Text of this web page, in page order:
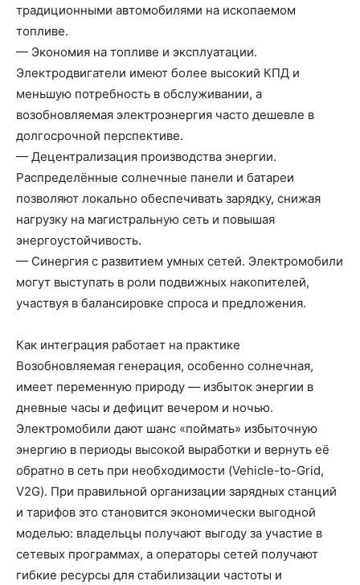
традиционными автомобилями на ископаемом
топливе.
— Экономия на топливе и эксплуатации.
Электродвигатели имеют более высокий КПД и
меньшую потребность в обслуживании, а
возобновляемая электроэнергия часто дешевле в
долгосрочной перспективе.
— Децентрализация производства энергии.
Распределённые солнечные панели и батареи
позволяют локально обеспечивать зарядку, снижая
нагрузку на магистральную сеть и повышая
энергоустойчивость.
— Синергия с развитием умных сетей. Электромобили
могут выступать в роли подвижных накопителей,
участвуя в балансировке спроса и предложения.
Как интеграция работает на практике
Возобновляемая генерация, особенно солнечная,
имеет переменную природу — избыток энергии в
дневные часы и дефицит вечером и ночью.
Электромобили дают шанс «поймать» избыточную
энергию в периоды высокой выработки и вернуть её
обратно в сеть при необходимости (Vehicle-to-Grid,
V2G). При правильной организации зарядных станций
и тарифов это становится экономически выгодной
моделью: владельцы получают выгоду за участие в
сетевых программах, а операторы сетей получают
гибкие ресурсы для стабилизации частоты и